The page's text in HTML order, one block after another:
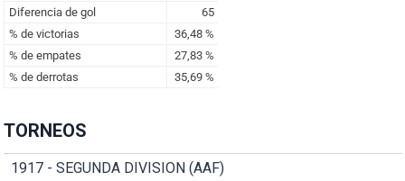
TORNEOS
1917 - SEGUNDA DIVISION (AAF)